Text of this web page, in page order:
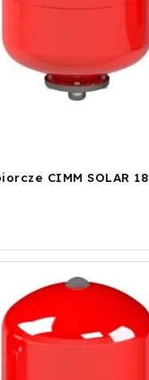
CIMM SOLAR 18